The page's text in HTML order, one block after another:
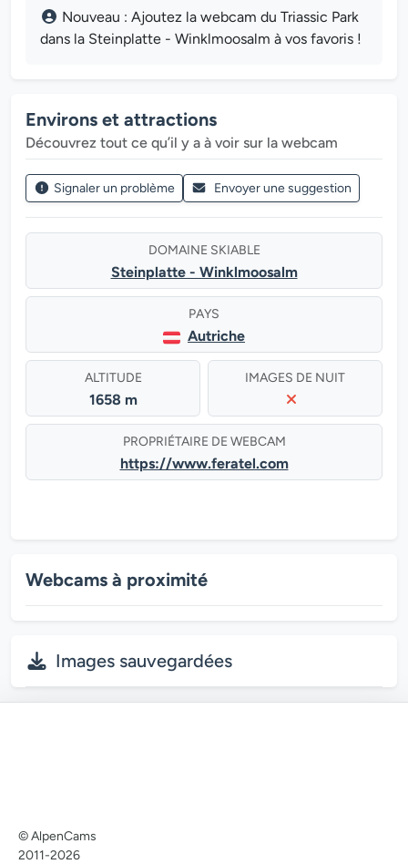
Nouveau : Ajoutez la webcam du Triassic Park
dans la Steinplatte - Winklmoosalm à vos favoris !
Environs et attractions
Découvrez tout ce qu’il y a à voir sur la webcam
Signaler un problème Envoyer une suggestion
DOMAINE SKIABLE
Steinplatte - Winklmoosalm
PAYS
Autriche
ALTITUDE
1658 m
IMAGES DE NUIT
PROPRIÉTAIRE DE WEBCAM
https://www.feratel.com
Webcams à proximité
Images sauvegardées
© AlpenCams
2011-2026